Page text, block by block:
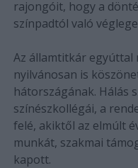
rajongóit, hogy a
színpadtól való
Az államtitkár egyúttal
nyilvánosan is
hátországának. Hálás
színészkollégái, a
felé, akiktől az elmúlt
munkát, szakmai
kapott.